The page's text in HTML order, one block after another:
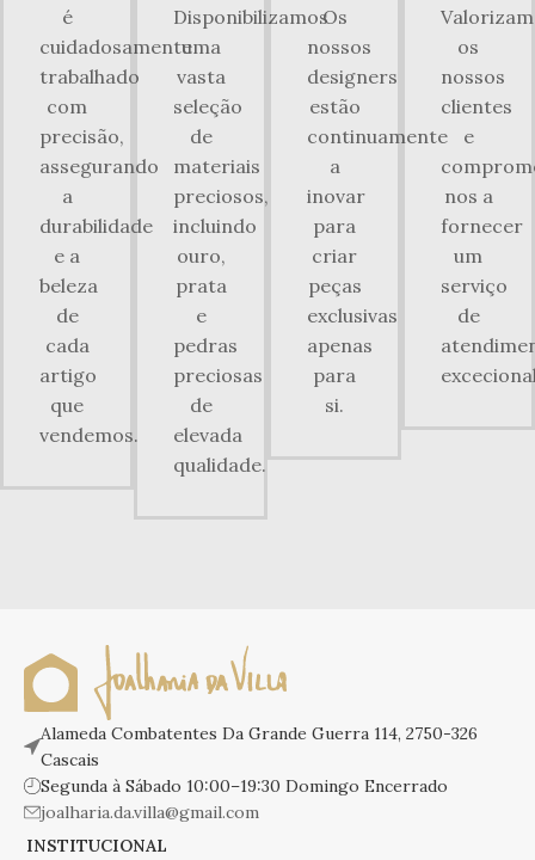
é
cuidadosamente
trabalhado
com
precisão,
assegurando
a
durabilidade
e a
beleza
de
cada
artigo
que
vendemos.
Disponibilizamos
uma
vasta
seleção
de
materiais
preciosos,
incluindo
ouro,
prata
e
pedras
preciosas
de
elevada
qualidade.
Os
nossos
designers
estão
continuamente
a
inovar
para
criar
peças
exclusivas
apenas
para
si.
os
nossos
clientes
e
nos a
fornecer
um
serviço
de
Alameda Combatentes Da Grande Guerra 114, 2750-326
Cascais
Segunda à Sábado 10:00–19:30 Domingo Encerrado
joalharia.da.villa@gmail.com
INSTITUCIONAL